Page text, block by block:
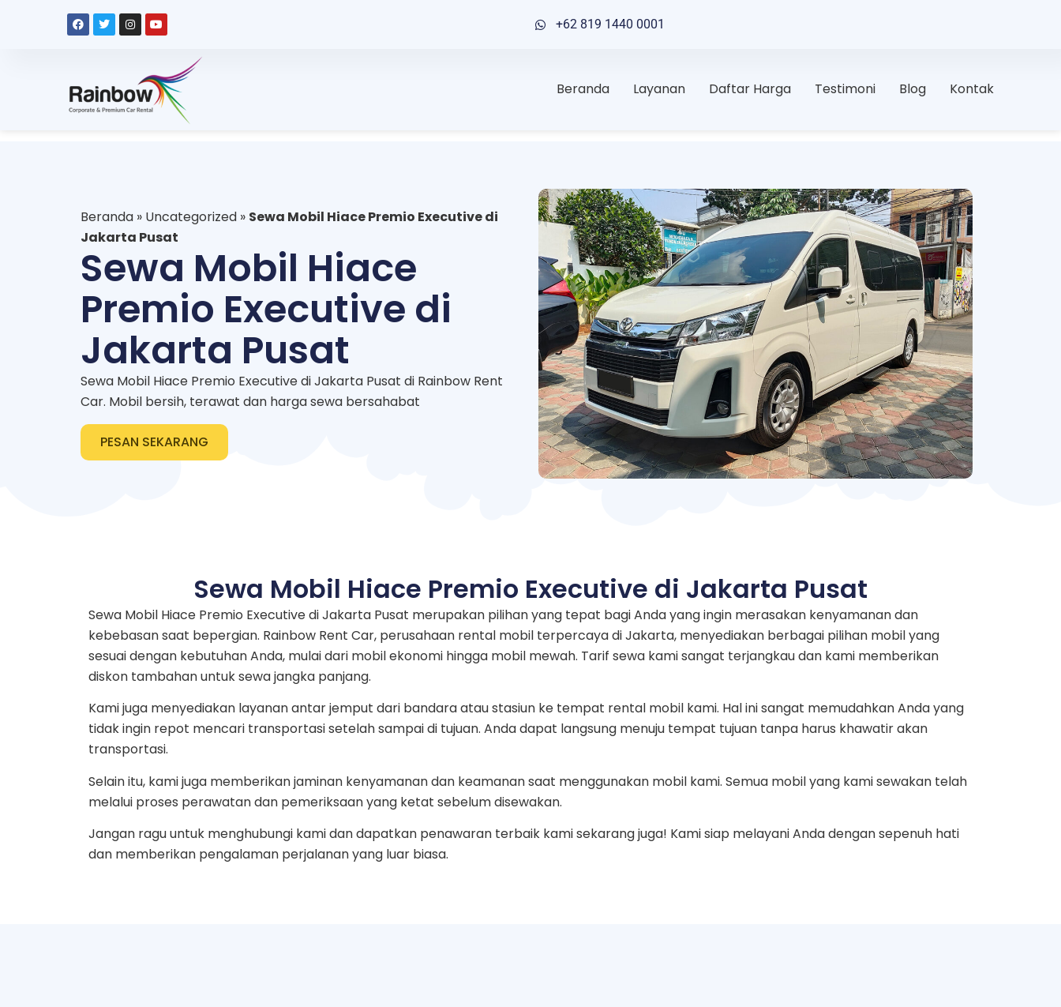
+62 819 1440 0001
Beranda Layanan Daftar Harga Testimoni Blog Kontak
Beranda » Uncategorized » Sewa Mobil Hiace Premio Executive di
Jakarta Pusat
Sewa Mobil Hiace
Premio Executive di
Jakarta Pusat
Sewa Mobil Hiace Premio Executive di Jakarta Pusat di Rainbow Rent
Car. Mobil bersih, terawat dan harga sewa bersahabat
PESAN SEKARANG
Sewa Mobil Hiace Premio Executive di Jakarta Pusat
Sewa Mobil Hiace Premio Executive di Jakarta Pusat merupakan pilihan yang tepat bagi Anda yang ingin merasakan kenyamanan dan
kebebasan saat bepergian. Rainbow Rent Car, perusahaan rental mobil terpercaya di Jakarta, menyediakan berbagai pilihan mobil yang
sesuai dengan kebutuhan Anda, mulai dari mobil ekonomi hingga mobil mewah. Tarif sewa kami sangat terjangkau dan kami memberikan
diskon tambahan untuk sewa jangka panjang.
Kami juga menyediakan layanan antar jemput dari bandara atau stasiun ke tempat rental mobil kami. Hal ini sangat memudahkan Anda yang
tidak ingin repot mencari transportasi setelah sampai di tujuan. Anda dapat langsung menuju tempat tujuan tanpa harus khawatir akan
transportasi.
Selain itu, kami juga memberikan jaminan kenyamanan dan keamanan saat menggunakan mobil kami. Semua mobil yang kami sewakan telah
melalui proses perawatan dan pemeriksaan yang ketat sebelum disewakan.
Jangan ragu untuk menghubungi kami dan dapatkan penawaran terbaik kami sekarang juga! Kami siap melayani Anda dengan sepenuh hati
dan memberikan pengalaman perjalanan yang luar biasa.